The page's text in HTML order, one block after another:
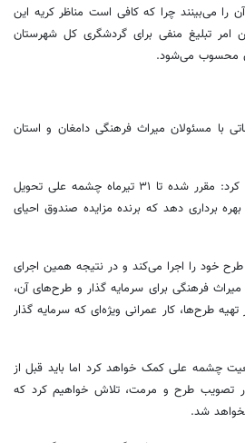
را می‌بینند چرا که کافی است مناظرکریه این
تبلیغ منفی برای گردشگری کل شهرستان
محسوب می‌شود.
با مسئولان میراث فرهنگی دامغان و استان
مدیرکل میراث فرهنگی استان سمنان در گفتگو با خبرنگار مهر، عنوان کرد: مقرر شده تا ۳۱ تیرماه چشمه علی تحویل
برداری دهد که برنده مزایده صندوق احیای
طرح خود را اجرا می‌کند و در نتیجه همین اجرای
فرهنگی برای سرمایه گذار و طرح‌های آن،
طرح‌ها، کار عمرانی ویژه‌ای که سرمایه گذار
چشمه علی کمک خواهد کرد اما باید قبل از
تصویب طرح و مرمت، تلاش خواهیم کرد که
شد.